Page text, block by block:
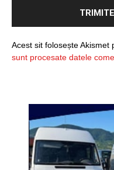
Acest sit folosește Akismet
sunt procesate datele